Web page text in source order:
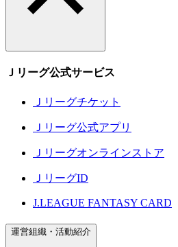
Ｊリーグ公式サービス
Ｊリーグチケット
Ｊリーグ公式アプリ
Ｊリーグオンラインストア
ＪリーグID
J.LEAGUE FANTASY CARD
運営組織・活動紹介